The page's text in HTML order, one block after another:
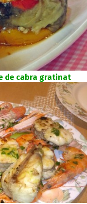
de cabra gratinat